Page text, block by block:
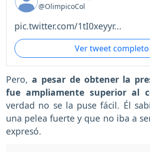
@OlimpicoCol
pic.twitter.com/1tI0xeyyr...
Ver tweet completo
Pero, a pesar de obtener la
fue ampliamente superior al
verdad no se la puse fácil. Él
una pelea fuerte y que no iba a
expresó.